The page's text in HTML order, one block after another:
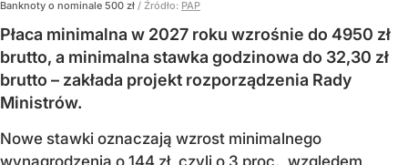
Banknoty o nominale 500 zł / Źródło: PAP
Płaca minimalna w 2027 roku wzrośnie do 4950 zł
brutto, a minimalna stawka godzinowa do 32,30 zł
brutto – zakłada projekt rozporządzenia Rady
Ministrów.
Nowe stawki oznaczają wzrost minimalnego
wynagrodzenia o 144 zł, czyli o 3 proc., względem